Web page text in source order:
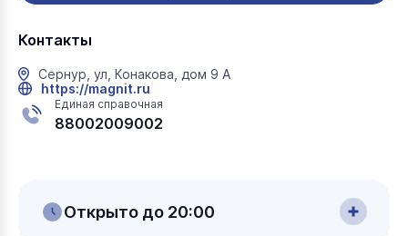
Контакты
Сернур, ул, Конакова, дом 9 А
https://magnit.ru
Единая справочная
88002009002
Открыто до 20:00